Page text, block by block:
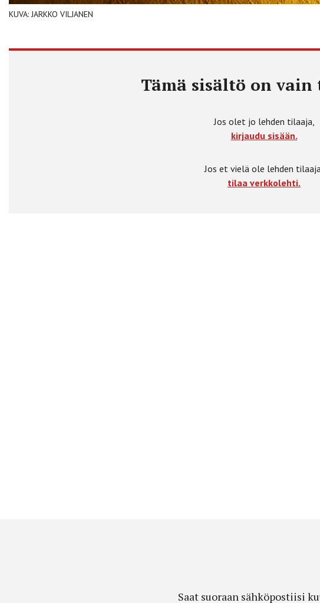
KUVA: JARKKO VILJANEN
Tämä sisältö on
Jos olet jo lehden tilaaja,
kirjaudu sisään.
Jos et vielä ole lehden tilaaja,
tilaa verkkolehti.
Saat suoraan sähköpostiisi